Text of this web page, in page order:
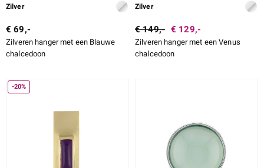
Zilver
€ 69,-
Zilveren hanger met een Blauwe
chalcedoon
Zilver
€ 149,- € 129,-
Zilveren hanger met een Venus
chalcedoon
-20%